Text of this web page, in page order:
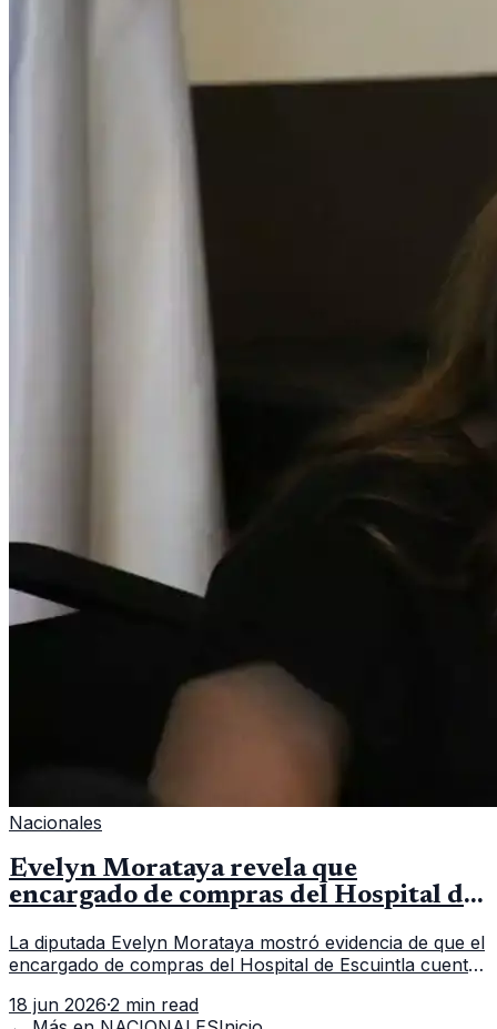
Nacionales
Evelyn Morataya revela que
encargado de compras del Hospital de
La diputada Evelyn Morataya mostró evidencia de que el
encargado de compras del Hospital de Escuintla cuenta
capacitación en la capital.
18 jun 2026·2 min read